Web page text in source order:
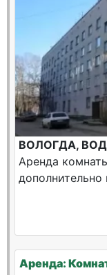
ВОЛОГДА,
Аренда
Аренда: